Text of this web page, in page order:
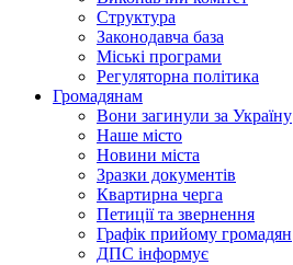
Структура
Законодавча база
Міські програми
Регуляторна політика
Громадянам
Вони загинули за Україну
Наше місто
Новини міста
Зразки документів
Квартирна черга
Петиції та звернення
Графік прийому громадян
ДПС інформує